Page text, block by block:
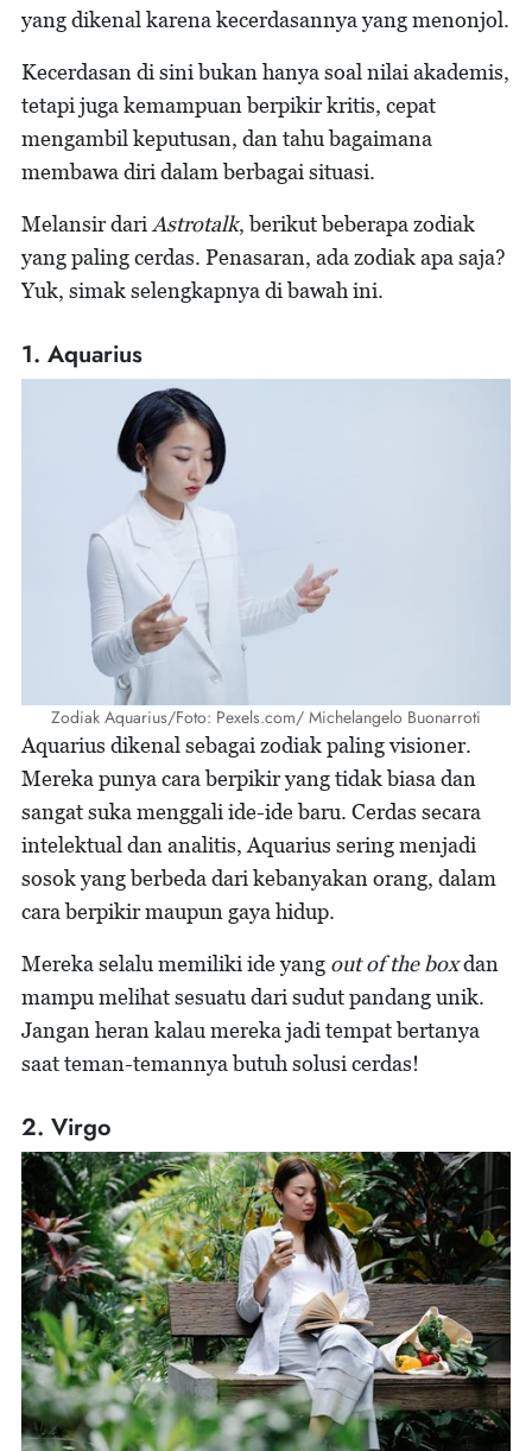
yang dikenal karena kecerdasannya yang menonjol.
Kecerdasan di sini bukan hanya soal nilai akademis,
tetapi juga kemampuan berpikir kritis, cepat
mengambil keputusan, dan tahu bagaimana
membawa diri dalam berbagai situasi.
Melansir dari Astrotalk, berikut beberapa zodiak
yang paling cerdas. Penasaran, ada zodiak apa saja?
Yuk, simak selengkapnya di bawah ini.
1. Aquarius
Zodiak Aquarius/Foto: Pexels.com/ Michelangelo Buonarroti
Aquarius dikenal sebagai zodiak paling visioner.
Mereka punya cara berpikir yang tidak biasa dan
sangat suka menggali ide-ide baru. Cerdas secara
intelektual dan analitis, Aquarius sering menjadi
sosok yang berbeda dari kebanyakan orang, dalam
cara berpikir maupun gaya hidup.
Mereka selalu memiliki ide yang out of the boxdan
mampu melihat sesuatu dari sudut pandang unik.
Jangan heran kalau mereka jadi tempat bertanya
saat teman-temannya butuh solusi cerdas!
2. Virgo